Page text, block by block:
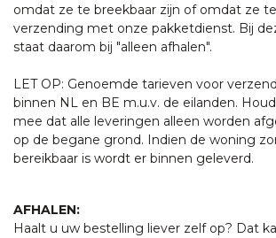
omdat ze te breekbaar zijn of omdat ze
verzending met onze pakketdienst. Bij
staat daarom bij "alleen afhalen".
LET OP: Genoemde tarieven voor
binnen NL en BE m.u.v. de eilanden.
mee dat alle leveringen alleen worden
op de begane grond. Indien de woning
bereikbaar is wordt er binnen geleverd.
AFHALEN:
Haalt u uw bestelling liever zelf op? Dat